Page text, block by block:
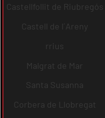
Castellfollit de Riubregós
Castell de l´Areny
rrius
Malgrat de Mar
Santa Susanna
Corbera de Llobregat